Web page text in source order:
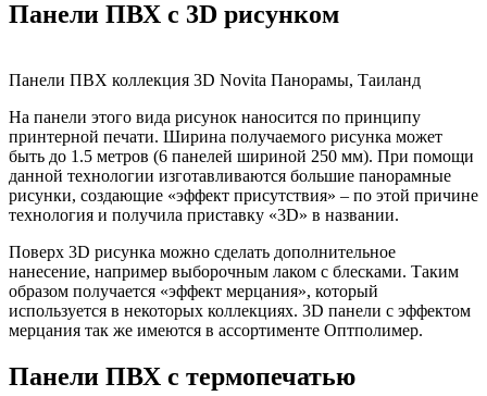
Панели ПВХ с 3D рисунком
Панели ПВХ коллекция 3D Novita Панорамы, Таиланд
На панели этого вида рисунок наносится по принципу
принтерной печати. Ширина получаемого рисунка может
быть до 1.5 метров (6 панелей шириной 250 мм). При помощи
данной технологии изготавливаются большие панорамные
рисунки, создающие «эффект присутствия» – по этой причине
технология и получила приставку «3D» в названии.
Поверх 3D рисунка можно сделать дополнительное
нанесение, например выборочным лаком с блесками. Таким
образом получается «эффект мерцания», который
используется в некоторых коллекциях. 3D панели с эффектом
мерцания так же имеются в ассортименте Оптполимер.
Панели ПВХ с термопечатью